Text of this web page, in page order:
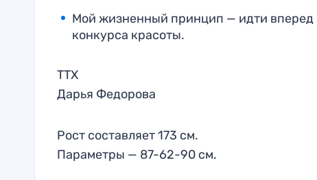
Мой жизненный принцип — идти вперед
конкурса красоты.
ТТХ
Дарья Федорова
Рост составляет 173 см.
Параметры — 87-62-90 см.